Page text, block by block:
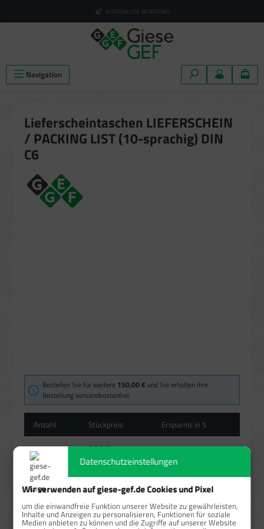
KOSTENLOSE BERATUNG
Navigation
Lieferscheintaschen LIEFERSCHEIN
/ PACKING LIST (10-sprachig) DIN
C6
Bestellen Sie für weitere 150,00 € und Sie erhalten Ihre
Bestellung versandkostenfrei.
Anzahl Stückpreis
Ersparnis in %
ab1 9,26 €*
ab5
Preise exkl. MwSt. zzgl. Versandkosten
Sofort verfügbar, Lieferzeit: 1-3 Tage
Datenschutzeinstellungen
Wir verwenden auf giese-gef.de Cookies und Pixel
um die einwandfreie Funktion unserer Website zu gewährleisten,
Inhalte und Anzeigen zu personalisieren, Funktionen für soziale
Medien anbieten zu können und die Zugriffe auf unserer Website